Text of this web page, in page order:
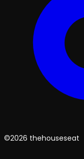
©2026 thehouseseat